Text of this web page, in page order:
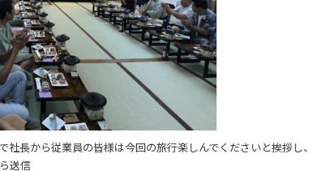
社長から従業員の皆様は今回の旅行楽しんでくださいと挨拶し
送信